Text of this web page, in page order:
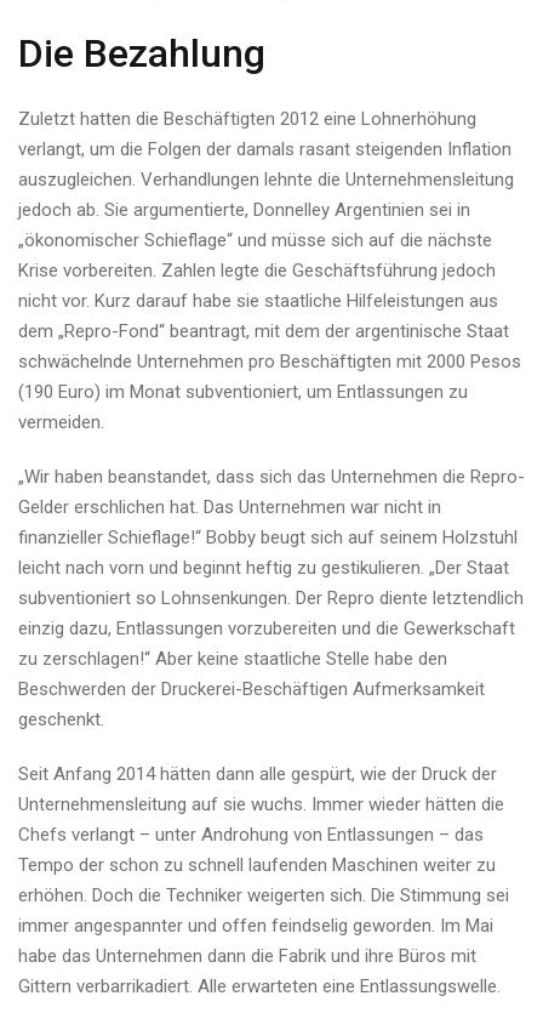
Die Bezahlung
Zuletzt hatten die Beschäftigten 2012 eine Lohnerhöhung
verlangt, um die Folgen der damals rasant steigenden Inflation
auszugleichen. Verhandlungen lehnte die Unternehmensleitung
jedoch ab. Sie argumentierte, Donnelley Argentinien sei in
„ökonomischer Schieflage“ und müsse sich auf die nächste
Krise vorbereiten. Zahlen legte die Geschäftsführung jedoch
nicht vor. Kurz darauf habe sie staatliche Hilfeleistungen aus
dem „Repro-Fond“ beantragt, mit dem der argentinische Staat
schwächelnde Unternehmen pro Beschäftigten mit 2000 Pesos
(190 Euro) im Monat subventioniert, um Entlassungen zu
vermeiden.
„Wir haben beanstandet, dass sich das Unternehmen die Repro-
Gelder erschlichen hat. Das Unternehmen war nicht in
finanzieller Schieflage!“ Bobby beugt sich auf seinem Holzstuhl
leicht nach vorn und beginnt heftig zu gestikulieren. „Der Staat
subventioniert so Lohnsenkungen. Der Repro diente letztendlich
einzig dazu, Entlassungen vorzubereiten und die Gewerkschaft
zu zerschlagen!“ Aber keine staatliche Stelle habe den
Beschwerden der Druckerei-Beschäftigen Aufmerksamkeit
geschenkt.
Seit Anfang 2014 hätten dann alle gespürt, wie der Druck der
Unternehmensleitung auf sie wuchs. Immer wieder hätten die
Chefs verlangt – unter Androhung von Entlassungen – das
Tempo der schon zu schnell laufenden Maschinen weiter zu
erhöhen. Doch die Techniker weigerten sich. Die Stimmung sei
immer angespannter und offen feindselig geworden. Im Mai
habe das Unternehmen dann die Fabrik und ihre Büros mit
Gittern verbarrikadiert. Alle erwarteten eine Entlassungswelle.